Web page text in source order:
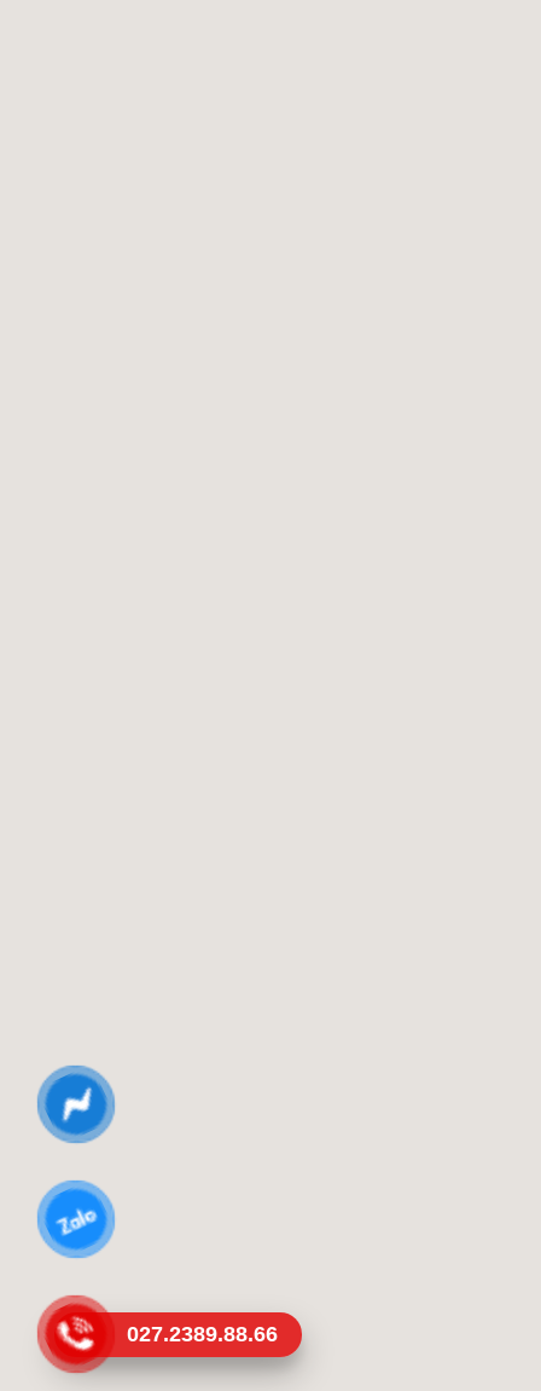
027.2389.88.66